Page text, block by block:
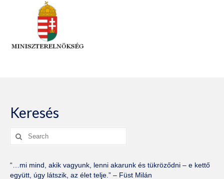
Keresés
Search
for:
“…mi mind, akik vagyunk, lenni akarunk és tükröződni – e kettő
együtt, úgy látszik, az élet telje.” – Füst Milán